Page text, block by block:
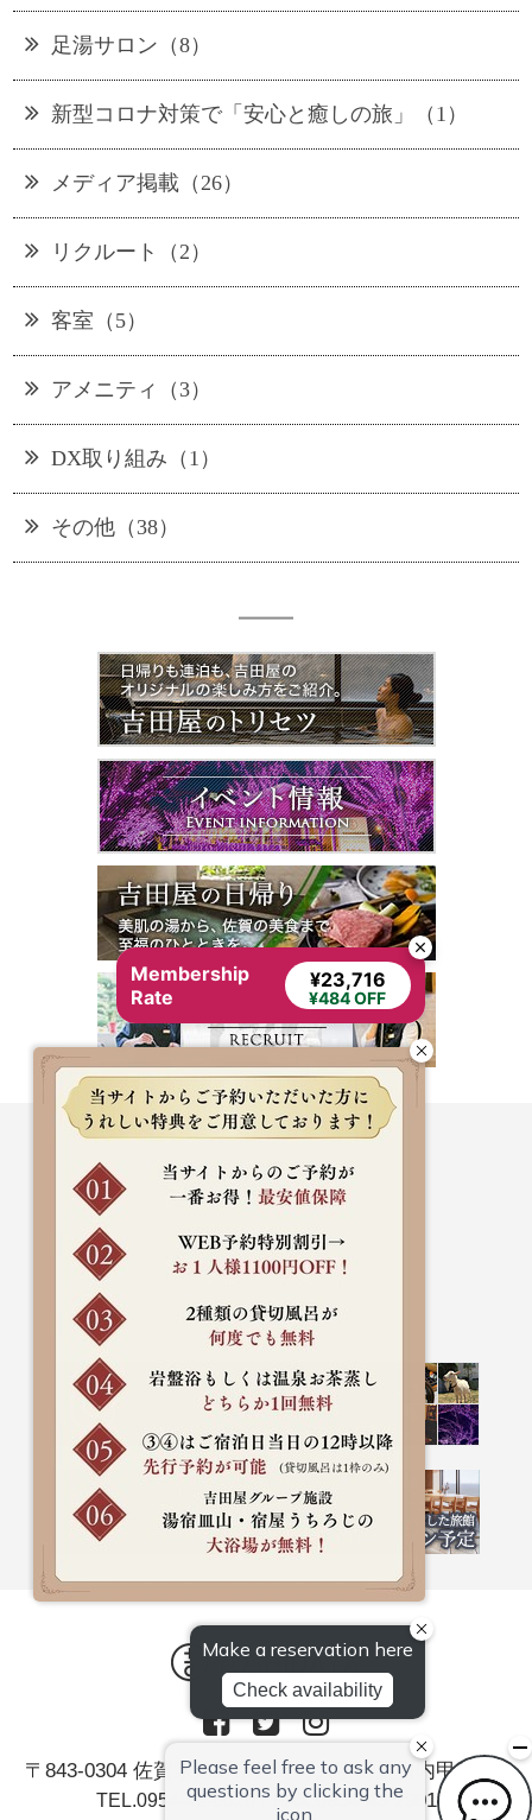
足湯サロン（8）
新型コロナ対策で「安心と癒しの旅」（1）
メディア掲載（26）
リクルート（2）
客室（5）
アメニティ（3）
DX取り組み（1）
その他（38）
〒843-0304 佐賀県嬉野市嬉野町大字岩屋川内甲379
TEL.0954-42-0026 / FAX.0954-43-2901
Membership
Rate
¥23,716
¥484 OFF